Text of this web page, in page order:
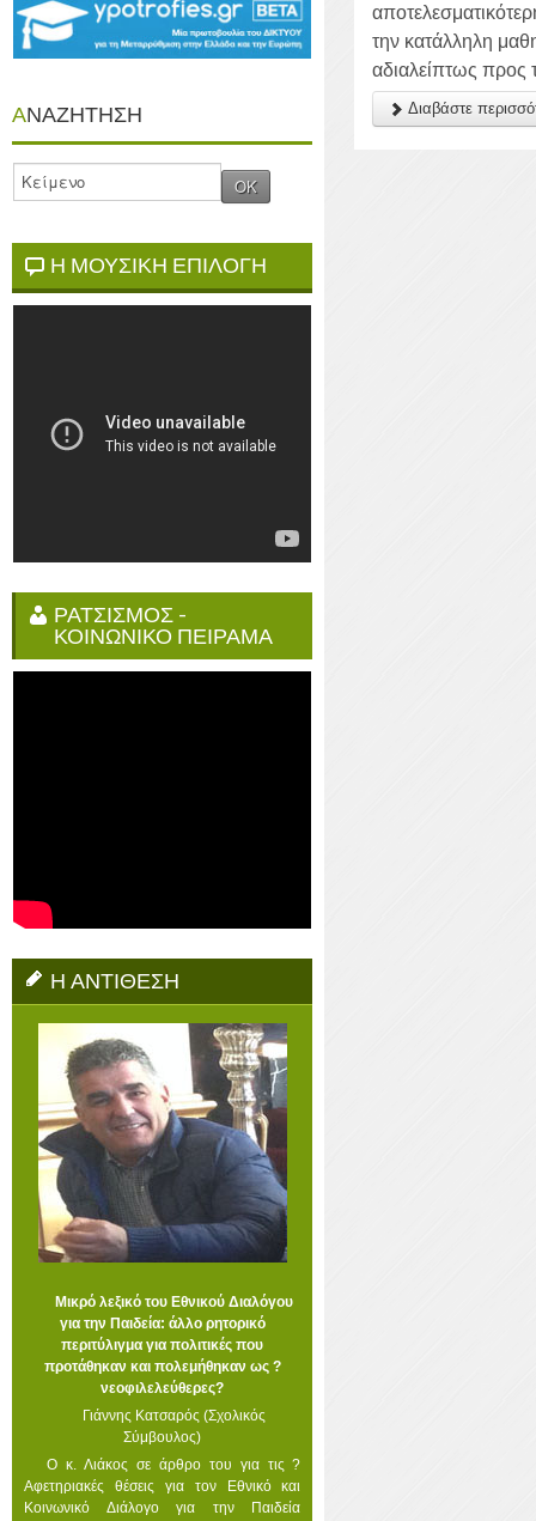
την κατάλληλη
αδιαλείπτως προς
Διαβάστε
ΑΝΑΖΗΤΗΣΗ
Η ΜΟΥΣΙΚΗ ΕΠΙΛΟΓΗ
ΡΑΤΣΙΣΜΟΣ -
ΚΟΙΝΩΝΙΚΟ ΠΕΙΡΑΜΑ
Η ΑΝΤΙΘΕΣΗ
Μικρό λεξικό του Εθνικού Διαλόγου
για την Παιδεία: άλλο ρητορικό
περιτύλιγμα για πολιτικές που
προτάθηκαν και πολεμήθηκαν ως ?
νεοφιλελεύθερες?
Γιάννης Κατσαρός (Σχολικός
Σύμβουλος)
Ο κ. Λιάκος σε άρθρο του για τις ?
Αφετηριακές θέσεις για τον Εθνικό και
Κοινωνικό Διάλογο για την Παιδεία